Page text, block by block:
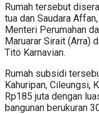
Rumah tersebut
tua dan Saudara
Menteri Perumahan
Maruarar Sirait (Arra)
Tito Karnavian.
Rumah subsidi
Kahuripan, Cileungsi,
Rp185 juta dengan
bangunan berukuran